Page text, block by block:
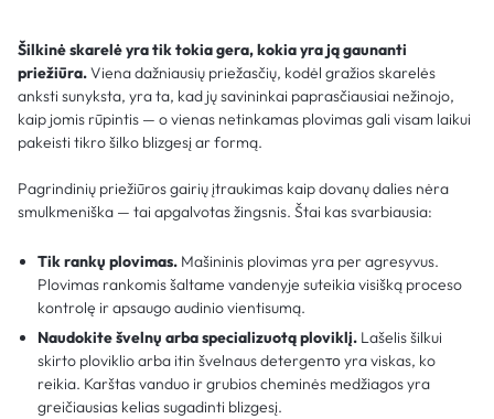
Šilkinė skarelė yra tik tokia gera, kokia yra ją gaunanti
priežiūra.Viena dažniausių priežasčių, kodėl gražios skarelės
anksti sunyksta, yra ta, kad jų savininkai paprasčiausiai nežinojo,
kaip jomis rūpintis — o vienas netinkamas plovimas gali visam laikui
pakeisti tikro šilko blizgesį ar formą.
Pagrindinių priežiūros gairių įtraukimas kaip dovanų dalies nėra
smulkmeniška — tai apgalvotas žingsnis. Štai kas svarbiausia:
Tik rankų plovimas. Mašininis plovimas yra per agresyvus.
Plovimas rankomis šaltame vandenyje suteikia visišką proceso
kontrolę ir apsaugo audinio vientisumą.
Naudokite švelnų arba specializuotą ploviklį. Lašelis šilkui
skirto ploviklio arba itin švelnaus detergenто yra viskas, ko
reikia. Karštas vanduo ir grubios cheminės medžiagos yra
greičiausias kelias sugadinti blizgesį.